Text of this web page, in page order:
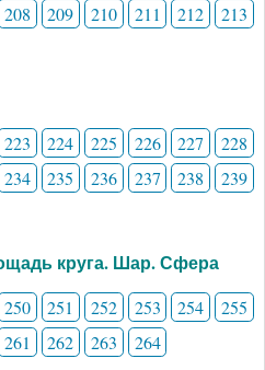
208 209 210 211 212
213
223 224 225 226 227
228
234 235 236 237 238
239
круга. Шар. Сфера
250 251 252 253 254
255
261 262 263 264